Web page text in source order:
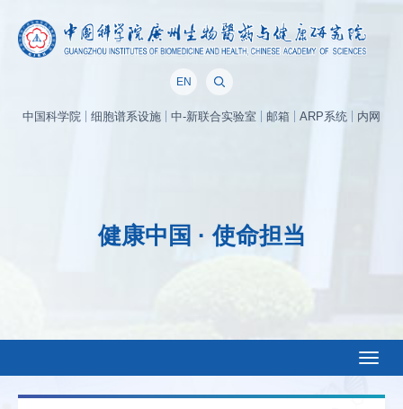
EN
中国科学院 细胞谱系设施 中-新联合实验室 邮箱 ARP系统 内网
健康中国 · 使命担当